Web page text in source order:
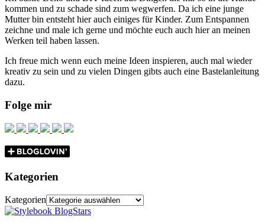
kommen und zu schade sind zum wegwerfen. Da ich eine junge
Mutter bin entsteht hier auch einiges für Kinder. Zum Entspannen
zeichne und male ich gerne und möchte euch auch hier an meinen
Werken teil haben lassen.
Ich freue mich wenn euch meine Ideen inspieren, auch mal wieder
kreativ zu sein und zu vielen Dingen gibts auch eine Bastelanleitung
dazu.
Folge mir
Kategorien
Kategorien